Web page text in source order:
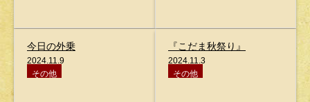
今日の外乗
2024.11.9
その他
『こだま秋祭り』
2024.11.3
その他
お問い合わせ
アクセスMAP